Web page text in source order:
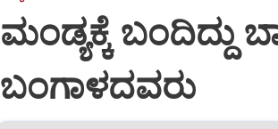
ಮಂಡ್ಯಕ್ಕೆ ಬಂದಿದ್ದು
ಬಂಗಾಳದವರು